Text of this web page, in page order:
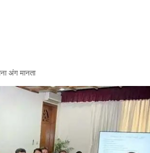
अंग मानता